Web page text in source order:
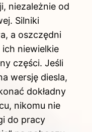
niezależnie od
Silniki
a oszczędni
niewielkie
części. Jeśli
wersję diesla,
dokładny
nikomu nie
do pracy